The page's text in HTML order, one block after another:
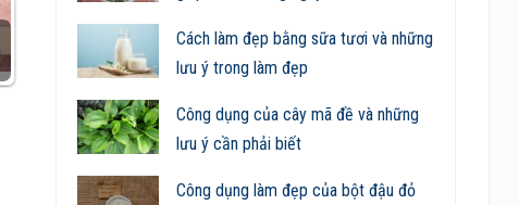
Cách làm đẹp bằng sữa tươi và những
lưu ý trong làm đẹp
Công dụng của cây mã đề và những
lưu ý cần phải biết
Công dụng làm đẹp của bột đậu đỏ